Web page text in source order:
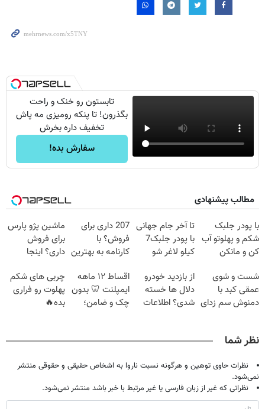
تابستون رو خنک و راحت
بگذرون! تا پنکه رومیزی مه پاش
تخفیف داره بخرش
سفارش بده!
مطالب پیشنهادی
با پودر جلبک
شکم و پهلوتو آب
کن و مانکن
امشب)
تا آخر جام جهانی
با پودر جلبک7
کیلو لاغر شو
207 داری برای
فروش؟ با
کارنامه به بهترین
ماشین پژو پارس
برای فروش
داری؟ اینجا
شست و شوی
عمقی کبد با
دمنوش سم زدای
از بازدید خودرو
دلال ها خسته
شدی؟ اطلاعات
اقساط ۱۲ ماهه
ایمپلنت 🦷 بدون
چک و ضامن؛
چربی های شکم
پهلوت رو فراری
بده🔥
نظر شما
نظرات حاوی توهین و هرگونه نسبت ناروا به اشخاص حقیقی و حقوقی منتشر
نمی‌شود.
نظراتی که غیر از زبان فارسی یا غیر مرتبط با خبر باشد منتشر نمی‌شود.